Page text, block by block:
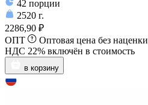
42 порции
2520 г.
2286,90 ₽
ОПТ
Оптовая цена без наценки
НДС 22% включён в стоимость
в корзину